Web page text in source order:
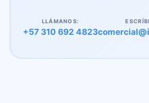
LLÁMANOS:
+57 310 692 4823